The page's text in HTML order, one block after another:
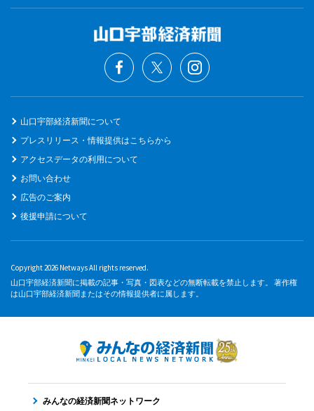
山口宇部経済新聞について
プレスリリース・情報提供はこちらから
アクセスデータの利用について
お問い合わせ
広告のご案内
後援申請について
Copyright 2026 Netways All rights reserved.
山口宇部経済新聞に掲載の記事・写真・図表などの無断転載を禁止します。 著作権
は山口宇部経済新聞またはその情報提供者に属します。
みんなの経済新聞ネットワーク